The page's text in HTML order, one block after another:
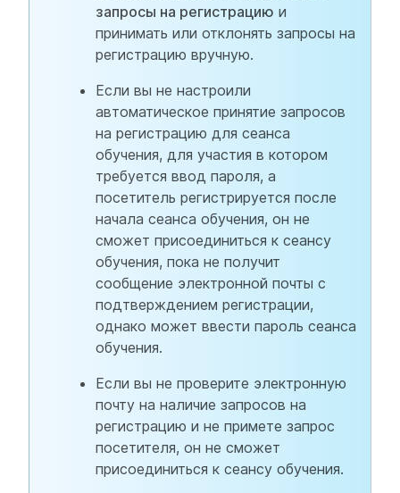
запросы на регистрацию и
принимать или отклонять запросы на
регистрацию вручную.
Если вы не настроили
автоматическое принятие запросов
на регистрацию для сеанса
обучения, для участия в котором
требуется ввод пароля, а
посетитель регистрируется после
начала сеанса обучения, он не
сможет присоединиться к сеансу
обучения, пока не получит
сообщение электронной почты с
подтверждением регистрации,
однако может ввести пароль сеанса
обучения.
Если вы не проверите электронную
почту на наличие запросов на
регистрацию и не примете запрос
посетителя, он не сможет
присоединиться к сеансу обучения.